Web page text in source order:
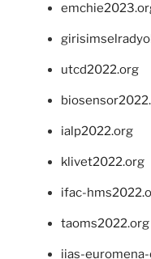
utcd2022.org
ialp2022.org
klivet2022.org
ifac-
taoms2022.org
iias-